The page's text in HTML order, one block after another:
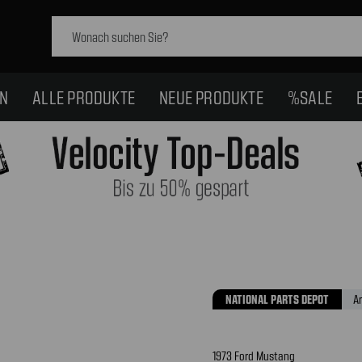
ALLE PRODUKTE NEUE PRODUKTE %SALE
NATIONAL PARTS DEPOT
1973 Ford Mustang